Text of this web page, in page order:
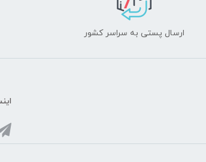
ارسال پستی به سراسر کشور